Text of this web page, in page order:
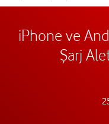
iPhone ve
Şarj